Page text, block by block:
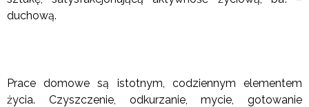
duchową.
Prace domowe są istotnym, codziennym elementem
życia. Czyszczenie, odkurzanie, mycie, gotowanie